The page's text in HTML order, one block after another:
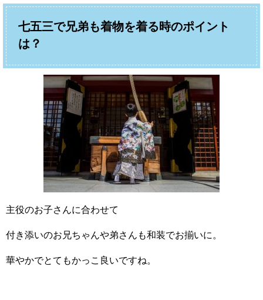
七五三で兄弟も着物を着る時のポイント
は？
主役のお子さんに合わせて
付き添いのお兄ちゃんや弟さんも和装でお揃いに。
華やかでとてもかっこ良いですね。